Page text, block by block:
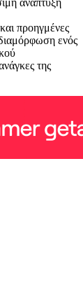
προηγμένες
ενός
της